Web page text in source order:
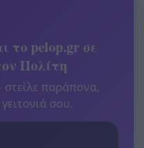
το pelop.gr σε
Πολίτη
παράπονα,
σου.